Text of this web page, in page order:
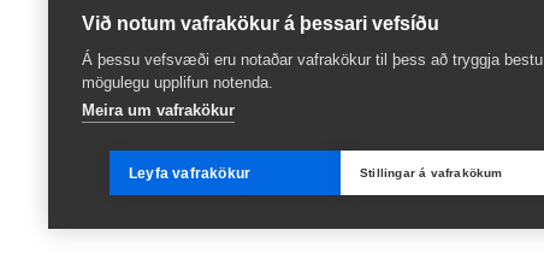
Við notum vafrakökur á þessari vefsíðu
Á þessu vefsvæði eru notaðar vafrakökur til þess að tryggja bestu
mögulegu upplifun notenda.
Meira um vafrakökur
Leyfa vafrakökur Stillingar á vafrakökum